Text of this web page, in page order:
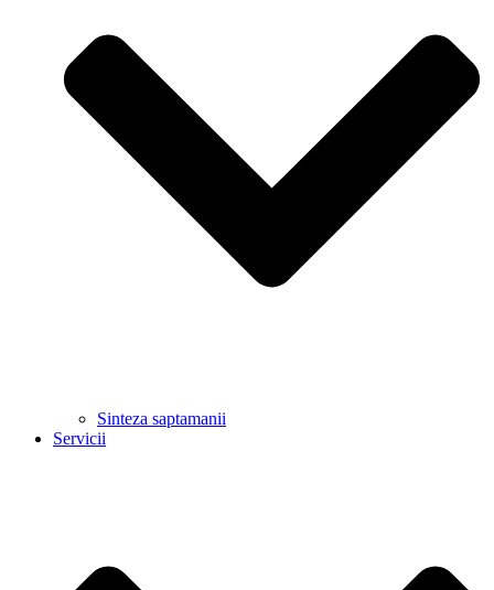
Sinteza saptamanii
Servicii